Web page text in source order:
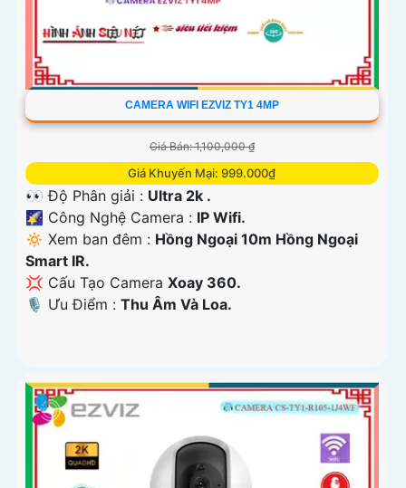
CAMERA WIFI EZVIZ TY1 4MP
Giá Bán: 1,100,000 ₫
Giá Khuyến Mại: 999.000₫
👀 Độ Phân giải : Ultra 2k .
🌠 Công Nghệ Camera : IP Wifi.
🔅 Xem ban đêm : Hồng Ngoại 10m Hồng Ngoại
Smart IR.
💢 Cấu Tạo Camera Xoay 360.
️🎙 Ưu Điểm : Thu Âm Và Loa.